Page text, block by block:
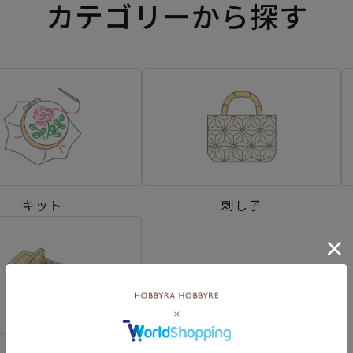
カテゴリーから探す
キット 刺し子